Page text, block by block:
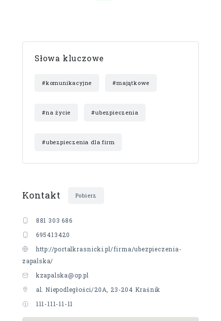
Słowa kluczowe
#komunikacyjne #majątkowe
#na życie #ubezpieczenia
#ubezpieczenia dla firm
Kontakt Pobierz
881 303 686
695413420
http://portalkrasnicki.pl/firma/ubezpieczenia-
zapalska/ ‎
kzapalska@op.pl
al. Niepodległości/20A, 23-204 Kraśnik
111-111-11-11